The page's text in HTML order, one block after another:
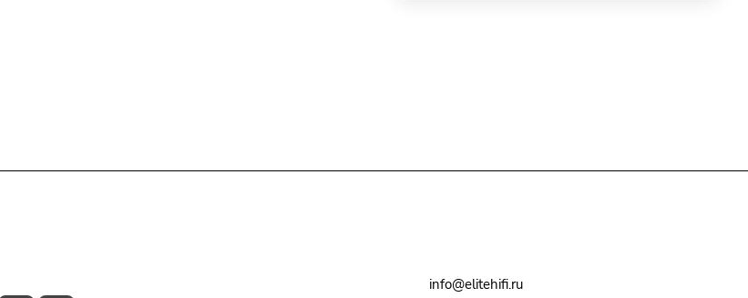
info@elitehifi.ru